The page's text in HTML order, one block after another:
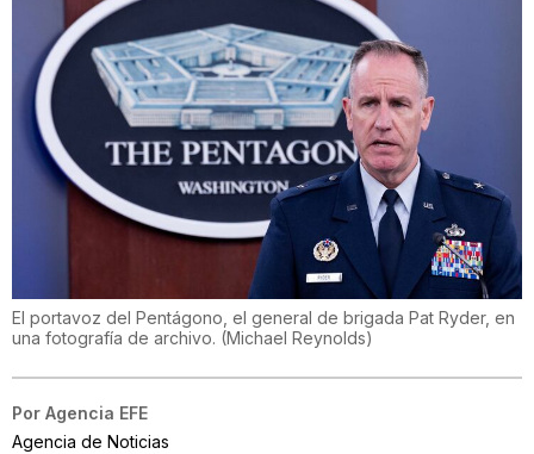
El portavoz del Pentágono, el general de brigada Pat Ryder, en
una fotografía de archivo. (Michael Reynolds)
Por Agencia EFE
Agencia de Noticias